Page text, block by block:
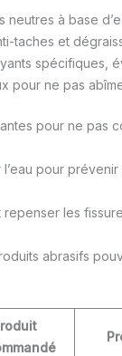
neutres à base
taches et
spécifiques,
pour ne pas
pour ne pas
pour prévenir
les
abrasifs